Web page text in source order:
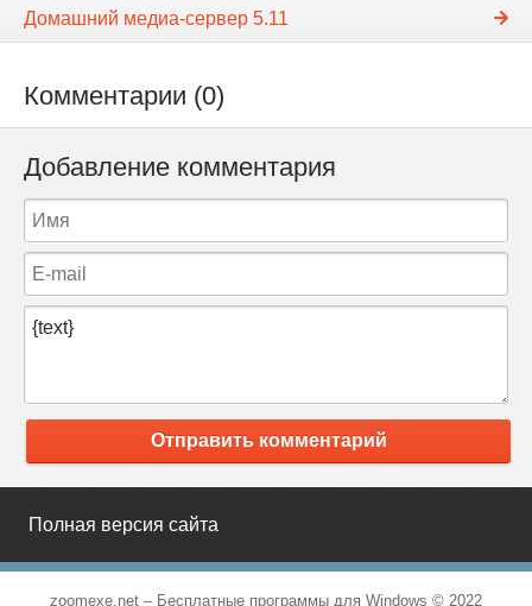
Домашний медиа-сервер 5.11
Комментарии (0)
Добавление комментария
Отправить комментарий
Полная версия сайта
zoomexe.net – Бесплатные программы для Windows © 2022